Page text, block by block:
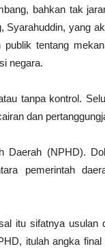
bahkan tak
Syarahuddin, yang
tentang
negara.
tanpa kontrol.
dan
Daerah (NPHD).
pemerintah
itu sifatnya usulan
itulah angka